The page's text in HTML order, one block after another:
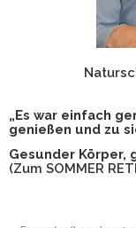
„Es war einfach
genießen und zu
Gesunder Körper,
(Zum SOMMER